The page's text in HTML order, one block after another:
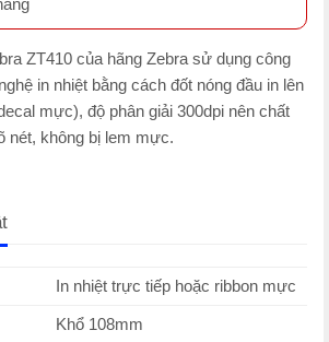
ZT410 của hãng Zebra sử dụng công
in nhiệt bằng cách đốt nóng đầu in lên
mực), độ phân giải 300dpi nên chất
nét, không bị lem mực.
In nhiệt trực tiếp hoặc ribbon mực
Khổ 108mm